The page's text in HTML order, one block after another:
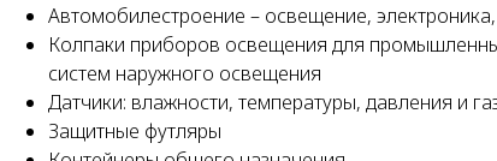
Автомобилестроение – освещение,
Колпаки приборов освещения для
систем наружного освещения
Датчики: влажности, температуры, давления и
Защитные футляры